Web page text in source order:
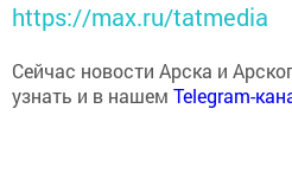
https://max.ru/tatmedia
Сейчас новости Арска и
узнать и в нашем Telegram-